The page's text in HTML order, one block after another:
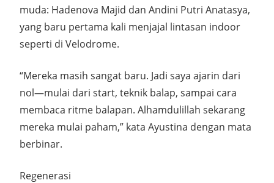
muda: Hadenova Majid dan Andini Putri Anatasya,
yang baru pertama kali menjajal lintasan indoor
seperti di Velodrome.
“Mereka masih sangat baru. Jadi saya ajarin dari
nol—mulai dari start, teknik balap, sampai cara
membaca ritme balapan. Alhamdulillah sekarang
mereka mulai paham,” kata Ayustina dengan mata
berbinar.
Regenerasi